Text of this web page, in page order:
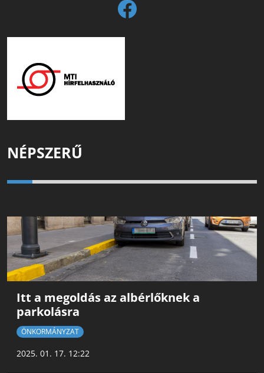
NÉPSZERŰ
Itt a megoldás az albérlőknek a
parkolásra
ÖNKORMÁNYZAT
2025. 01. 17. 12:22